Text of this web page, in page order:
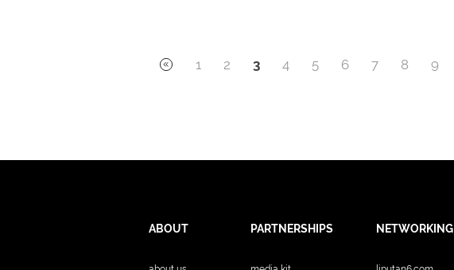
1 2 3 4 5 6 7 8 9
ABOUT PARTNERSHIPS NETWORKING